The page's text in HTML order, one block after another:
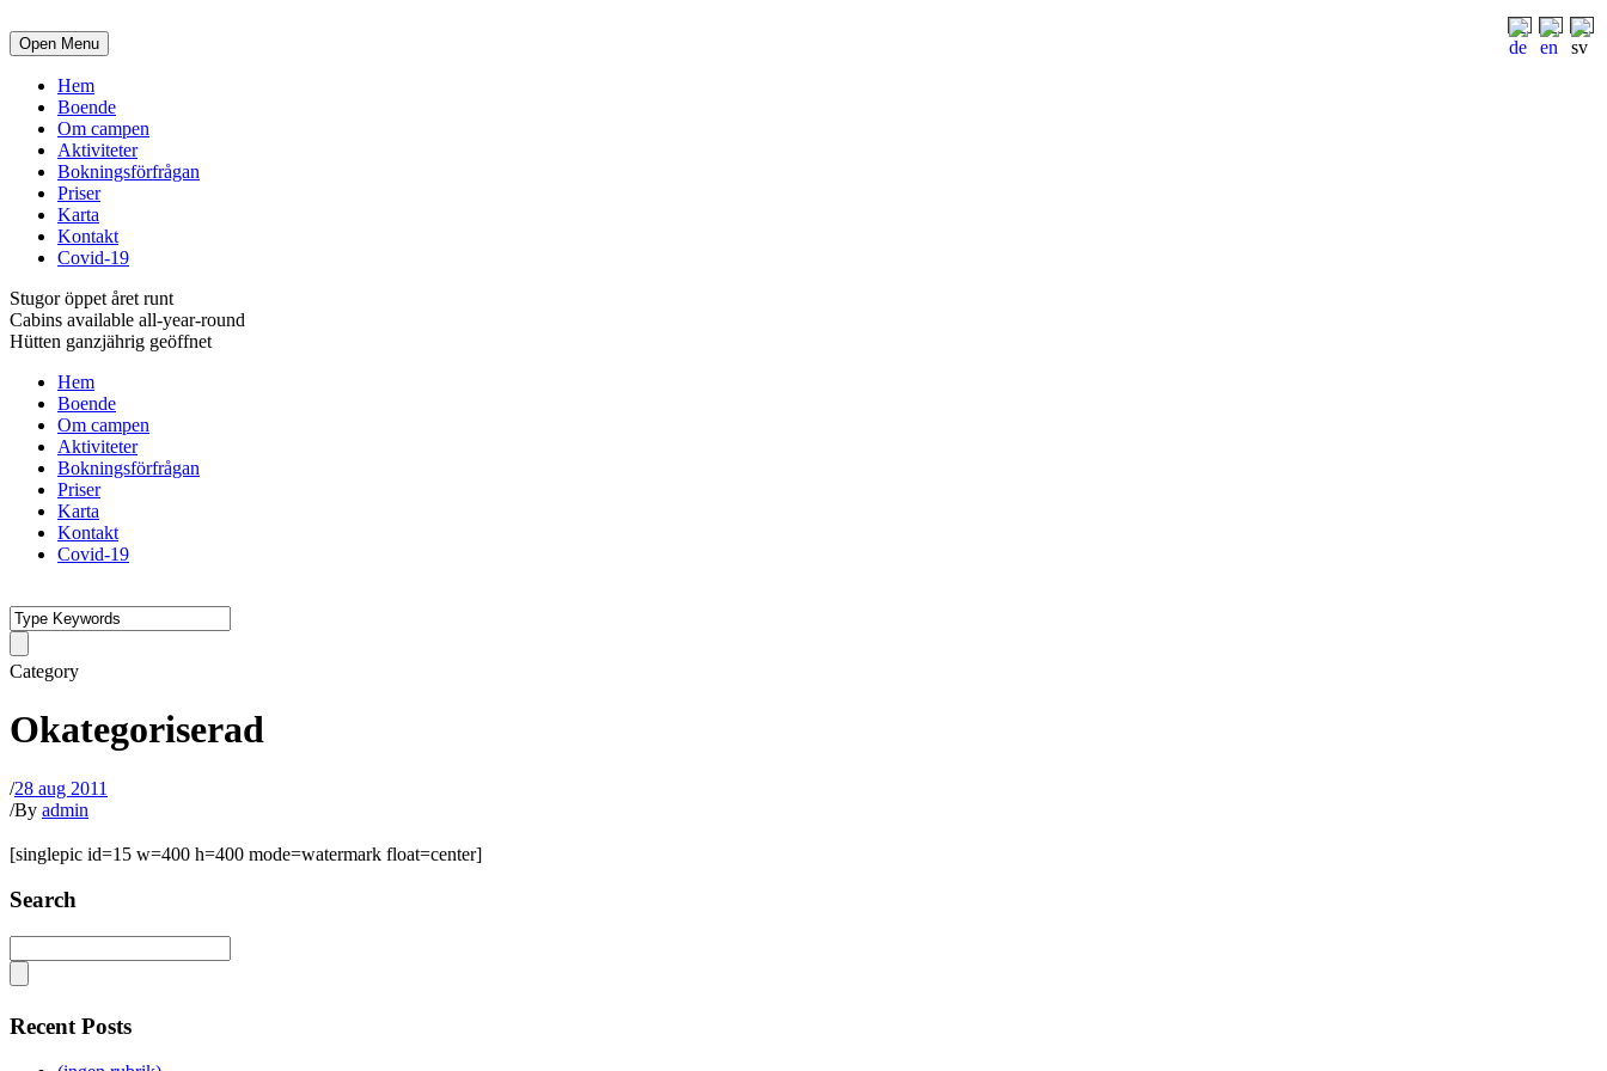
Open Menu
Hem
Boende
Om campen
Aktiviteter
Bokningsförfrågan
Priser
Karta
Kontakt
Covid-19
Stugor öppet året runt
Cabins available all-year-round
Hütten ganzjährig geöffnet
Hem
Boende
Om campen
Aktiviteter
Bokningsförfrågan
Priser
Karta
Kontakt
Covid-19
Category
Okategoriserad
/28 aug 2011
/By admin
[singlepic id=15 w=400 h=400 mode=watermark float=center]
Search
Recent Posts